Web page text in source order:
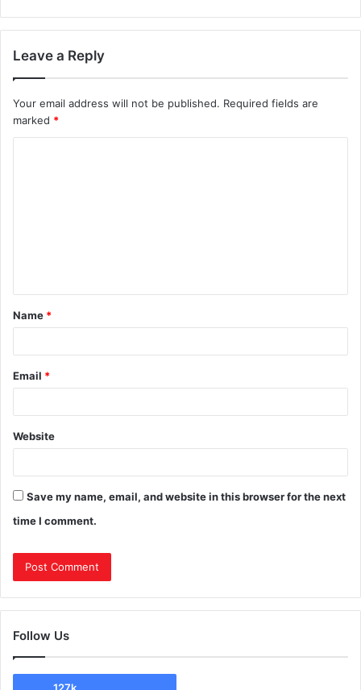
Leave a Reply
Your email address will not be published. Required fields are
marked *
Name *
Email *
Website
Save my name, email, and website in this browser for the next
time I comment.
Follow Us